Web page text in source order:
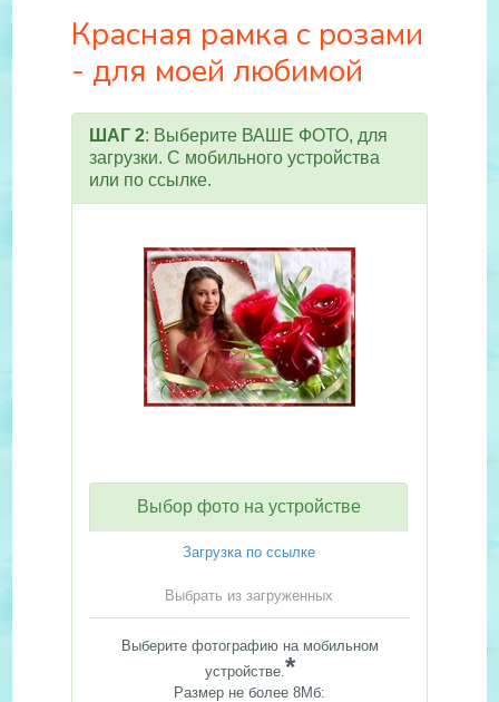
Красная рамка с розами
- для моей любимой
ШАГ 2: Выберите ВАШЕ ФОТО, для
загрузки. С мобильного устройства
или по ссылке.
Выбор фото на устройстве
Загрузка по ссылке
Выбрать из загруженных
Выберите фотографию на мобильном
устройстве.*
Размер не более 8Мб: